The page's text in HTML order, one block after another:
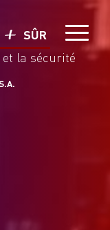
SÛR
et la sécurité